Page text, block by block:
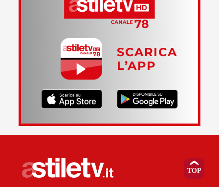
SCARICA
L’APP